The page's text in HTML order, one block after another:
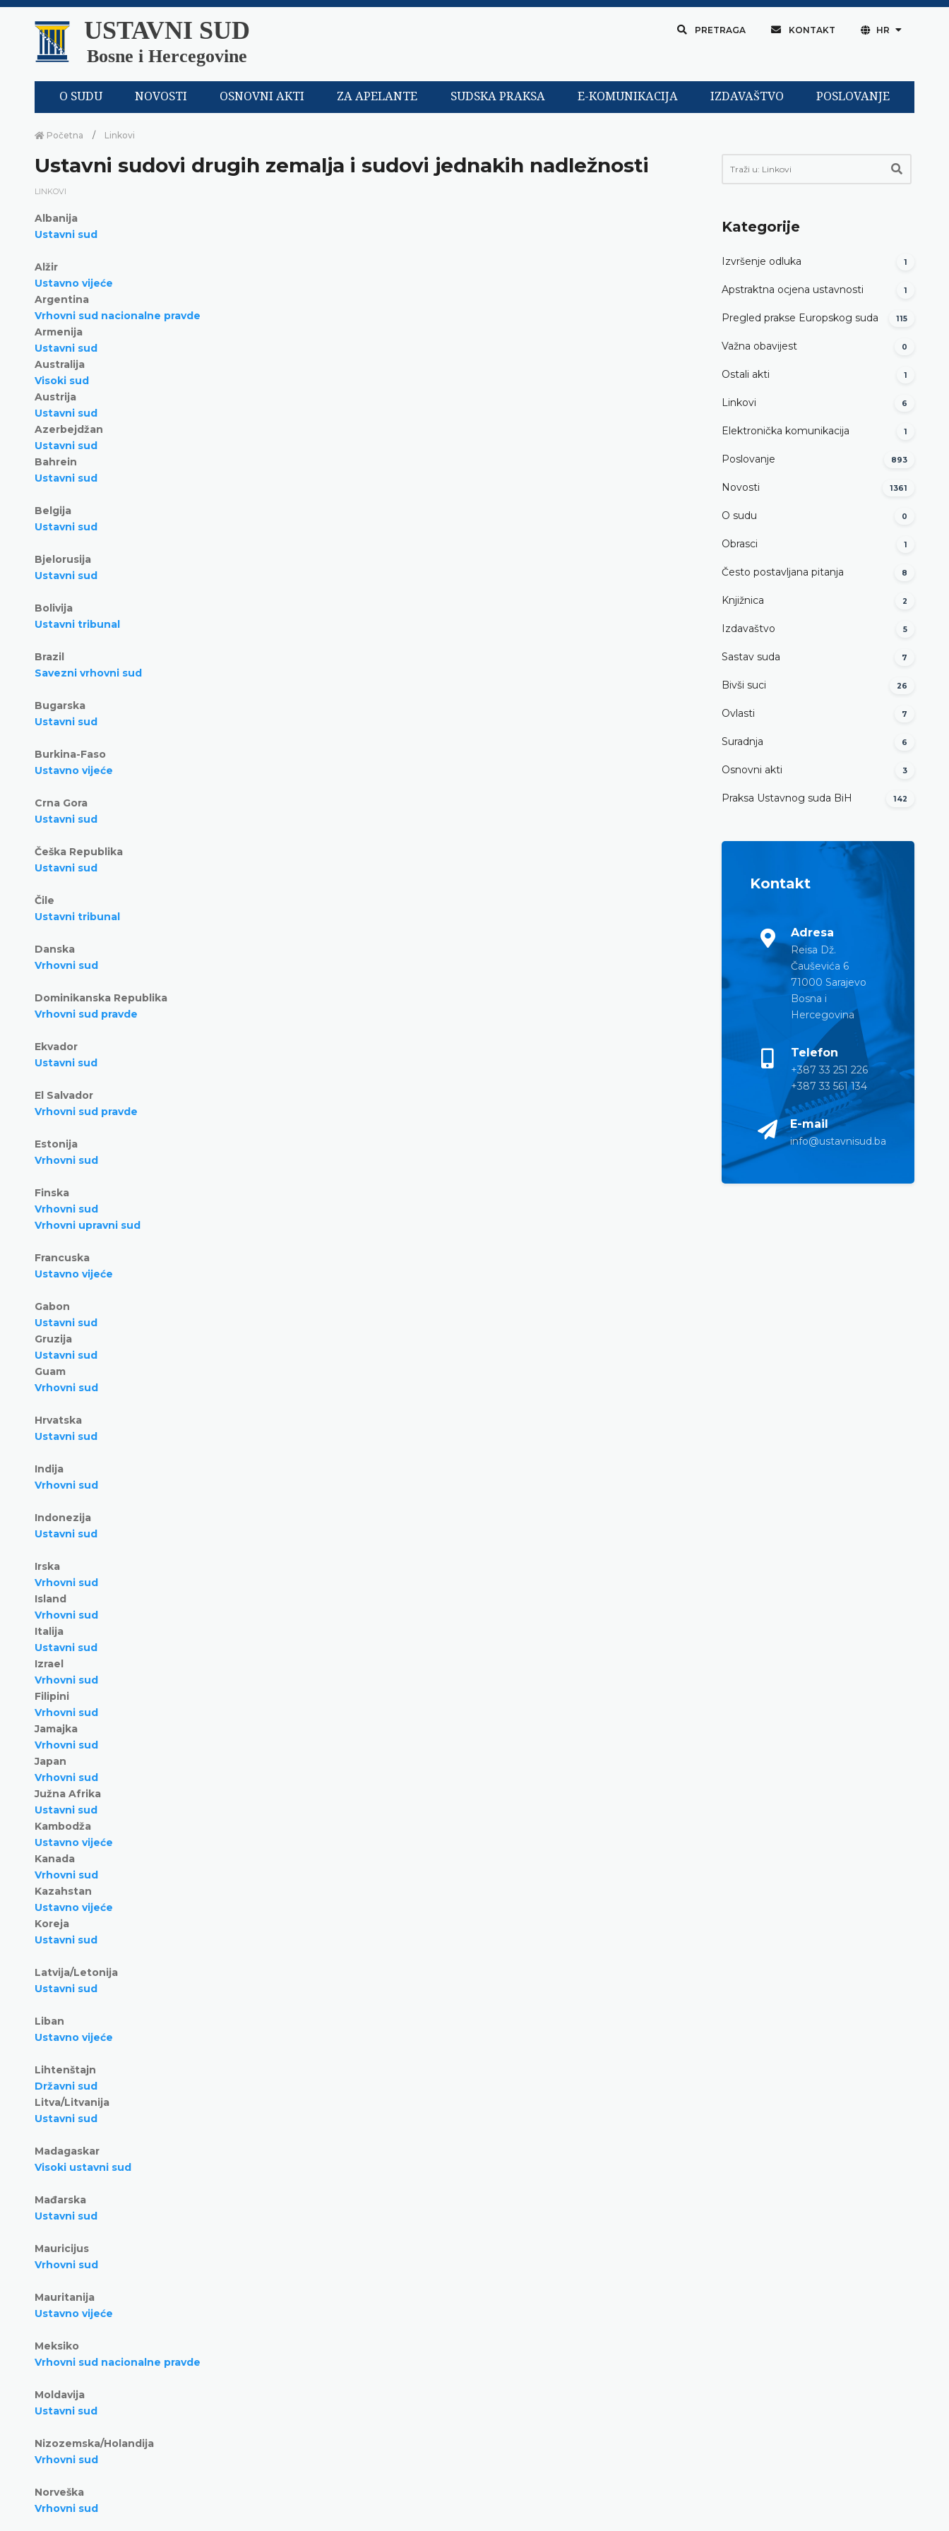
USTAVNI SUD
Bosne i Hercegovine
PRETRAGA KONTAKT HR
O SUDU NOVOSTI OSNOVNI AKTI ZA APELANTE SUDSKA PRAKSA E-KOMUNIKACIJA IZDAVAŠTVO POSLOVANJE
Početna Linkovi
Ustavni sudovi drugih zemalja i sudovi jednakih nadležnosti
LINKOVI
Albanija
Ustavni sud
Alžir
Ustavno vijeće
Argentina
Vrhovni sud nacionalne pravde
Armenija
Ustavni sud
Australija
Visoki sud
Austrija
Ustavni sud
Azerbejdžan
Ustavni sud
Bahrein
Ustavni sud
Belgija
Ustavni sud
Bjelorusija
Ustavni sud
Bolivija
Ustavni tribunal
Brazil
Savezni vrhovni sud
Bugarska
Ustavni sud
Burkina-Faso
Ustavno vijeće
Crna Gora
Ustavni sud
Češka Republika
Ustavni sud
Čile
Ustavni tribunal
Danska
Vrhovni sud
Dominikanska Republika
Vrhovni sud pravde
Ekvador
Ustavni sud
El Salvador
Vrhovni sud pravde
Estonija
Vrhovni sud
Finska
Vrhovni sud
Vrhovni upravni sud
Francuska
Ustavno vijeće
Gabon
Ustavni sud
Gruzija
Ustavni sud
Guam
Vrhovni sud
Hrvatska
Ustavni sud
Indija
Vrhovni sud
Indonezija
Ustavni sud
Irska
Vrhovni sud
Island
Vrhovni sud
Italija
Ustavni sud
Izrael
Vrhovni sud
Filipini
Vrhovni sud
Jamajka
Vrhovni sud
Japan
Vrhovni sud
Južna Afrika
Ustavni sud
Kambodža
Ustavno vijeće
Kanada
Vrhovni sud
Kazahstan
Ustavno vijeće
Koreja
Ustavni sud
Latvija/Letonija
Ustavni sud
Liban
Ustavno vijeće
Lihtenštajn
Državni sud
Litva/Litvanija
Ustavni sud
Madagaskar
Visoki ustavni sud
Mađarska
Ustavni sud
Mauricijus
Vrhovni sud
Mauritanija
Ustavno vijeće
Meksiko
Vrhovni sud nacionalne pravde
Moldavija
Ustavni sud
Nizozemska/Holandija
Vrhovni sud
Norveška
Vrhovni sud
Kategorije
Izvršenje odluka 1
Apstraktna ocjena ustavnosti 1
Pregled prakse Europskog suda 115
Važna obavijest 0
Ostali akti 1
Linkovi 6
Elektronička komunikacija 1
Poslovanje 893
Novosti 1361
O sudu 0
Obrasci 1
Često postavljana pitanja 8
Knjižnica 2
Izdavaštvo 5
Sastav suda 7
Bivši suci 26
Ovlasti 7
Suradnja 6
Osnovni akti 3
Praksa Ustavnog suda BiH 142
Kontakt
Adresa
Reisa Dž.
Čauševića 6
71000 Sarajevo
Bosna i
Hercegovina
Telefon
+387 33 251 226
+387 33 561 134
E-mail
info@ustavnisud.ba